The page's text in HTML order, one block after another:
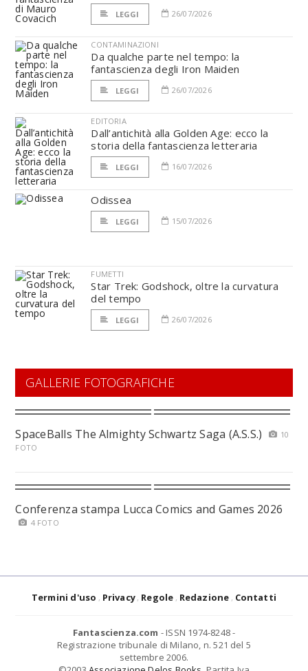
LEGGI 26/07/2026
CONTAMINAZIONI
Da qualche parte nel tempo: la
fantascienza degli Iron Maiden
LEGGI 26/07/2026
EDITORIA
Dall’antichità alla Golden Age: ecco la
storia della fantascienza letteraria
LEGGI 16/07/2026
Odissea
LEGGI 15/07/2026
FUMETTI
Star Trek: Godshock, oltre la curvatura
del tempo
LEGGI 26/07/2026
GALLERIE FOTOGRAFICHE
SpaceBalls The Almighty Schwartz Saga (A.S.S.)
10
FOTO
Conferenza stampa Lucca Comics and Games 2026
4 FOTO
Termini d'uso Privacy Regole Redazione Contatti
Fantascienza.com - ISSN 1974-8248 -
Registrazione tribunale di Milano, n. 521 del 5
settembre 2006.